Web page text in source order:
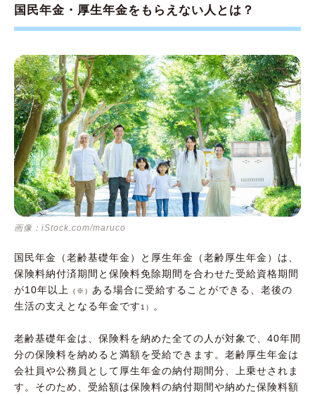
国民年金・厚生年金をもらえない人とは？
画像：iStock.com/maruco
国民年金（老齢基礎年金）と厚生年金（老齢厚生年金）は、
保険料納付済期間と保険料免除期間を合わせた受給資格期間
が10年以上
（※） ある場合に受給することができる、老後の
生活の支えとなる年金です 1） 。
老齢基礎年金は、保険料を納めた全ての人が対象で、40年間
分の保険料を納めると満額を受給できます。老齢厚生年金は
会社員や公務員として厚生年金の納付期間分、上乗せされま
す。そのため、受給額は保険料の納付期間や納めた保険料額